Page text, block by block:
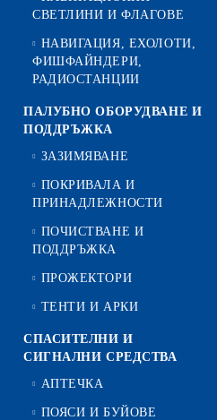
СВЕТЛИНИ И ФЛАГОВЕ
НАВИГАЦИЯ, ЕХОЛОТИ,
ФИШФАЙНДЕРИ,
РАДИОСТАНЦИИ
ПАЛУБНО ОБОРУДВАНЕ И
ПОДДРЪЖКА
ЗАЗИМЯВАНЕ
ПОКРИВАЛА И
ПРИНАДЛЕЖНОСТИ
ПОЧИСТВАНЕ И
ПОДДРЪЖКА
ПРОЖЕКТОРИ
ТЕНТИ И АРКИ
СПАСИТЕЛНИ И
СИГНАЛНИ СРЕДСТВА
АПТЕЧКА
ПОЯСИ И БУЙОВЕ